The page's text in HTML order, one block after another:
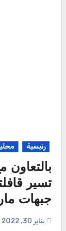
رئيسية
تسير
جبهات
يناير 30, 2022